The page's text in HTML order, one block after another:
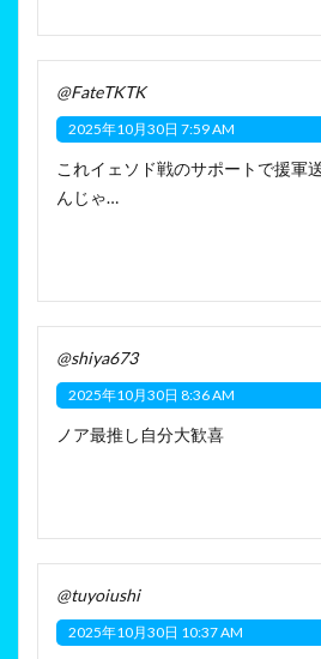
@FateTKTK
2025年10月30日 7:59 AM
これイェソド戦のサポートで援軍
んじゃ…
@shiya673
2025年10月30日 8:36 AM
ノア最推し自分大歓喜
@tuyoiushi
2025年10月30日 10:37 AM